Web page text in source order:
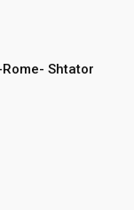
Shtator